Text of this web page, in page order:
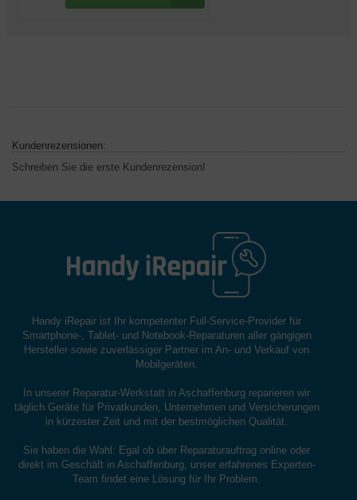
Kundenrezensionen:
Schreiben Sie die erste Kundenrezension!
Handy iRepair ist Ihr kompetenter Full-Service-Provider für
Smartphone-, Tablet- und Notebook-Reparaturen aller gängigen
Hersteller sowie zuverlässiger Partner im An- und Verkauf von
Mobilgeräten.
In unserer Reparatur-Werkstatt in Aschaffenburg reparieren wir
täglich Geräte für Privatkunden, Unternehmen und Versicherungen
in kürzester Zeit und mit der bestmöglichen Qualität.
Sie haben die Wahl: Egal ob über Reparaturauftrag online oder
direkt im Geschäft in Aschaffenburg, unser erfahrenes Experten-
Team findet eine Lösung für Ihr Problem.